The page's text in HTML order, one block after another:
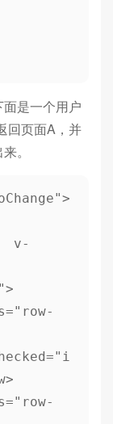
是一个用户
回页面A，并
。